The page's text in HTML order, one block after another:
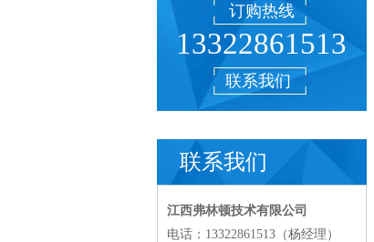
订购热线
13322861513
联系我们
联系我们
江西弗林顿技术有限公司
电话：13322861513（杨经理）